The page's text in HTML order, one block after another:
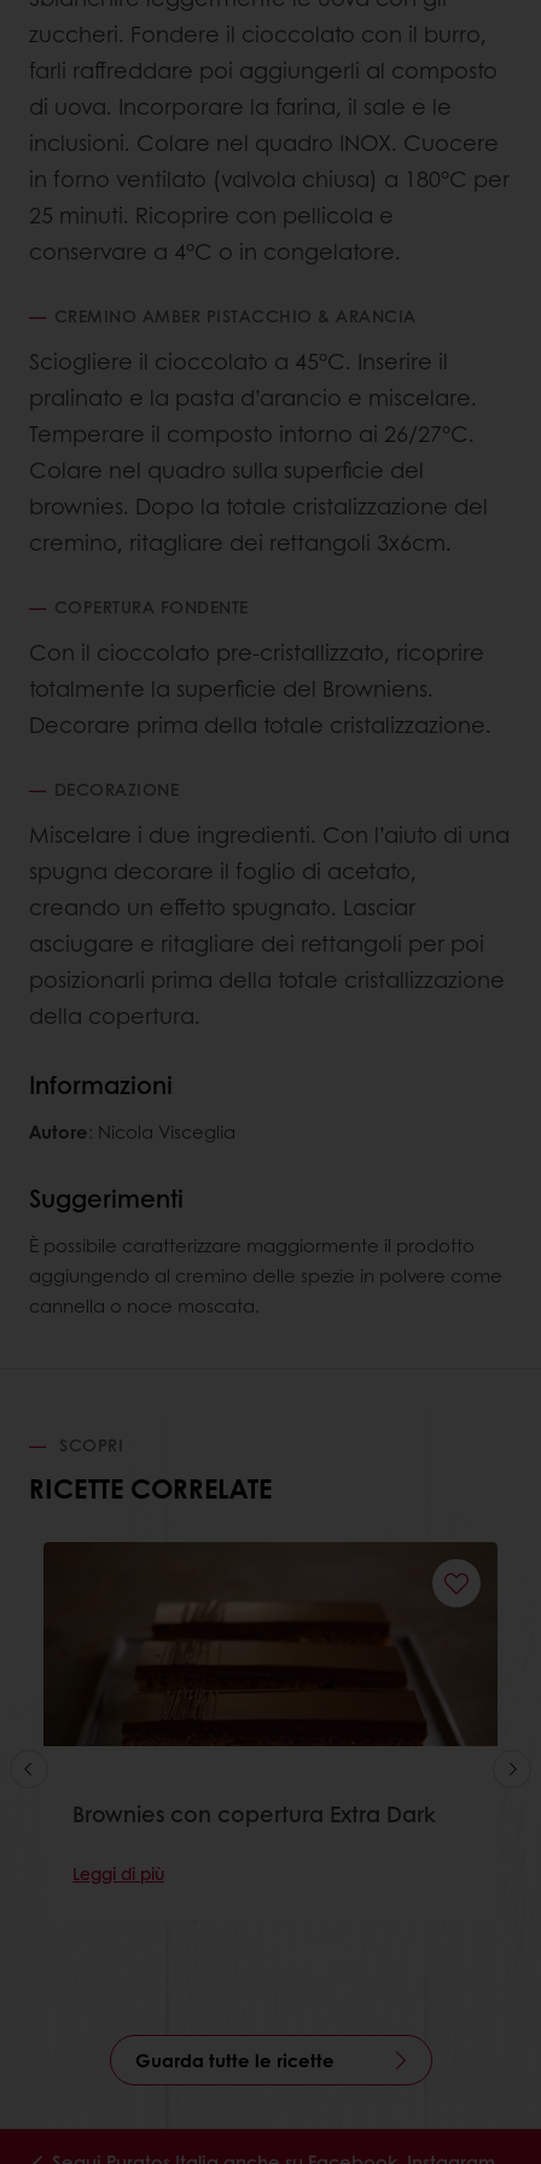
zuccheri. Fondere il cioccolato con il burro,
farli raffreddare poi aggiungerli al composto
di uova. Incorporare la farina, il sale e le
inclusioni. Colare nel quadro INOX. Cuocere
in forno ventilato (valvola chiusa) a 180°C per
25 minuti. Ricoprire con pellicola e
conservare a 4°C o in congelatore.
CREMINO AMBER PISTACCHIO & ARANCIA
Sciogliere il cioccolato a 45°C. Inserire il
pralinato e la pasta d’arancio e miscelare.
Temperare il composto intorno ai 26/27°C.
Colare nel quadro sulla superficie del
brownies. Dopo la totale cristalizzazione del
cremino, ritagliare dei rettangoli 3x6cm.
COPERTURA FONDENTE
Con il cioccolato pre-cristallizzato, ricoprire
totalmente la superficie del Browniens.
Decorare prima della totale cristalizzazione.
DECORAZIONE
Miscelare i due ingredienti. Con l’aiuto di una
spugna decorare il foglio di acetato,
creando un effetto spugnato. Lasciar
asciugare e ritagliare dei rettangoli per poi
posizionarli prima della totale cristallizzazione
della copertura.
Informazioni
Autore: Nicola Visceglia
Suggerimenti
È possibile caratterizzare maggiormente il prodotto
aggiungendo al cremino delle spezie in polvere come
cannella o noce moscata.
SCOPRI
RICETTE CORRELATE
Brownies con copertura Extra Dark
Leggi di più
Guarda tutte le ricette